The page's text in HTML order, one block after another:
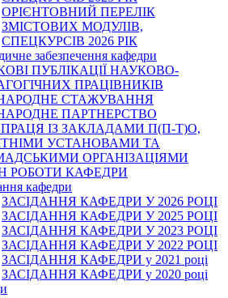
ОРІЄНТОВНИЙ ПЕРЕЛІК
ЗМІСТОВИХ МОДУЛІВ,
СПЕЦКУРСІВ 2026 РІК
забезпечення кафедри
ПУБЛІКАЦІЇ НАУКОВО-
ПРАЦІВНИКІВ
СТАЖУВАННЯ
ПАРТНЕРСТВО
ІЗ ЗАКЛАДАМИ П(П-Т)О,
УСТАНОВАМИ ТА
ОРГАНІЗАЦІЯМИ
РОБОТИ КАФЕДРИ
кафедри
ЗАСІДАННЯ КАФЕДРИ У 2026 РОЦІ
ЗАСІДАННЯ КАФЕДРИ У 2025 РОЦІ
ЗАСІДАННЯ КАФЕДРИ У 2023 РОЦІ
ЗАСІДАННЯ КАФЕДРИ У 2022 РОЦІ
ЗАСІДАННЯ КАФЕДРИ у 2021 році
ЗАСІДАННЯ КАФЕДРИ у 2020 році